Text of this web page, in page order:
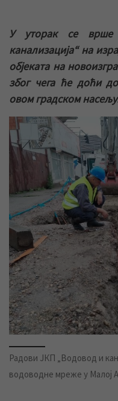
У уторак се
канализација“ на
објеката на
због чега ће доћи
овом градском
Радови ЈКП „Водовод и
водоводне мреже у Малој